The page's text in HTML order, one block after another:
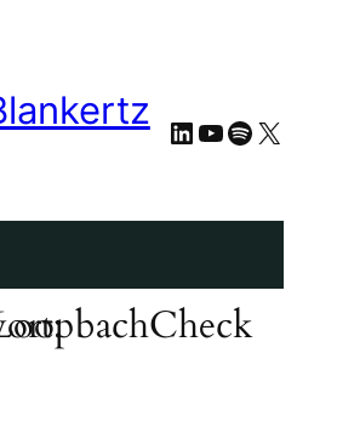
LinkedIn
YouTube
Spotify
X